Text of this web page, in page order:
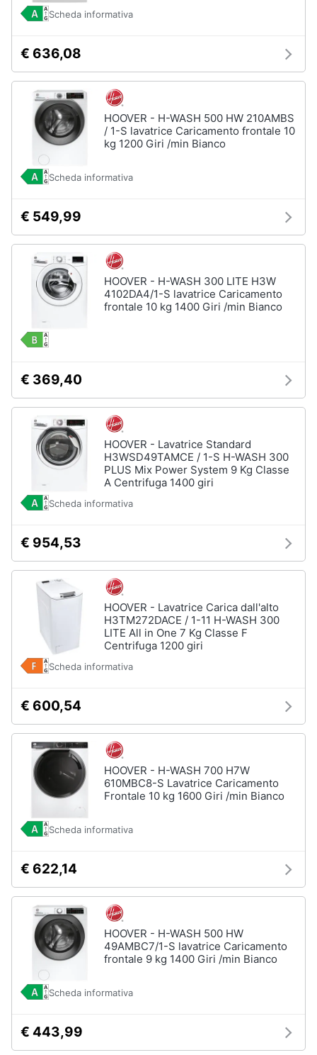
Scheda informativa
€ 636,08
HOOVER - H-WASH 500 HW 210AMBS
/ 1-S lavatrice Caricamento frontale 10
kg 1200 Giri /min Bianco
Scheda informativa
€ 549,99
HOOVER - H-WASH 300 LITE H3W
4102DA4/1-S lavatrice Caricamento
frontale 10 kg 1400 Giri /min Bianco
€ 369,40
HOOVER - Lavatrice Standard
H3WSD49TAMCE / 1-S H-WASH 300
PLUS Mix Power System 9 Kg Classe
A Centrifuga 1400 giri
Scheda informativa
€ 954,53
HOOVER - Lavatrice Carica dall'alto
H3TM272DACE / 1-11 H-WASH 300
LITE All in One 7 Kg Classe F
Centrifuga 1200 giri
Scheda informativa
€ 600,54
HOOVER - H-WASH 700 H7W
610MBC8-S Lavatrice Caricamento
Frontale 10 kg 1600 Giri /min Bianco
Scheda informativa
€ 622,14
HOOVER - H-WASH 500 HW
49AMBC7/1-S lavatrice Caricamento
frontale 9 kg 1400 Giri /min Bianco
Scheda informativa
€ 443,99